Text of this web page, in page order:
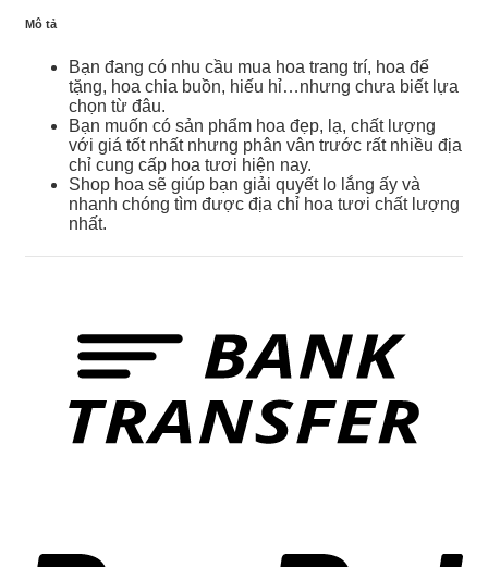
Mô tả
Bạn đang có nhu cầu mua hoa trang trí, hoa để
tặng, hoa chia buồn, hiếu hỉ…nhưng chưa biết lựa
chọn từ đâu.
Bạn muốn có sản phẩm hoa đẹp, lạ, chất lượng
với giá tốt nhất nhưng phân vân trước rất nhiều địa
chỉ cung cấp hoa tươi hiện nay.
Shop hoa sẽ giúp bạn giải quyết lo lắng ấy và
nhanh chóng tìm được địa chỉ hoa tươi chất lượng
nhất.